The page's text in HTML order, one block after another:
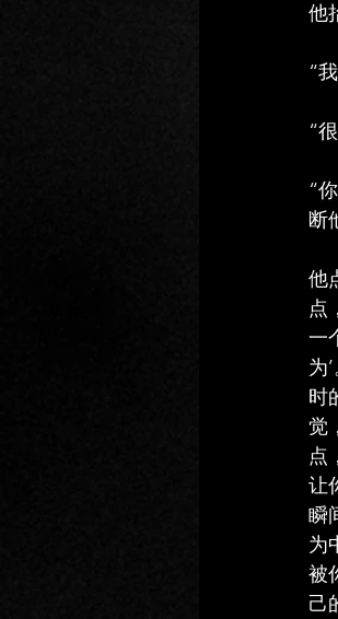
他
“
“
“
断
他
点
一
为
时
觉
点
让
瞬
为
被
己